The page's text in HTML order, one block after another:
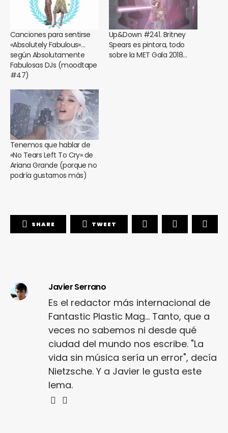
Canciones para sentirse
«Absolutely Fabulous»…
según Absolutamente
Fabulosas DJs (moodtape
#47)
Up&Down #241. Britney
Spears es pintora, todo
sobre la MET Gala 2018…
Tenemos que hablar de
«No Tears Left To Cry» de
Ariana Grande (porque no
podría gustarnos más)
SHARE TWEET
Javier Serrano
Es el redactor más internacional de
Fantastic Plastic Mag... Tanto, que a
veces no sabemos ni desde qué
ciudad del mundo nos escribe. "La
vida sin música sería un error", decía
Nietzsche. Y a Javier le gusta este
lema.